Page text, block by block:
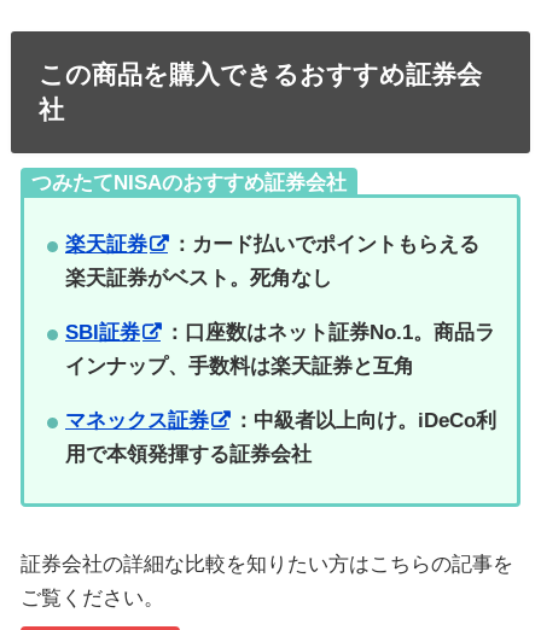
この商品を購入できるおすすめ証券会
社
つみたてNISAのおすすめ証券会社
楽天証券
：カード払いでポイントもらえる
楽天証券がベスト。死角なし
SBI証券
：口座数はネット証券No.1。商品ラ
インナップ、手数料は楽天証券と互角
マネックス証券
：中級者以上向け。iDeCo利
用で本領発揮する証券会社
証券会社の詳細な比較を知りたい方はこちらの記事を
ご覧ください。